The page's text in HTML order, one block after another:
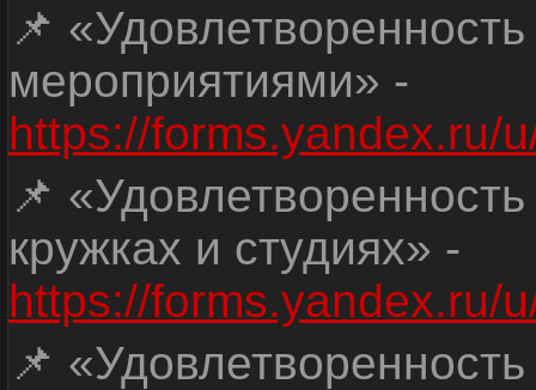
📌
мероприятиями» -
https://forms.yandex.ru/
📌
кружках и студиях» -
https://forms.yandex.ru/
📌